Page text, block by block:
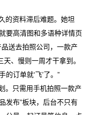
资料滞后难题。她坦
要高清图和多语种详情页
送去拍照公司，一款产
、慢则一周才干拿到。
订单就‘飞’了。”
只需用手机拍照一款产
发布”板块，后台不只有